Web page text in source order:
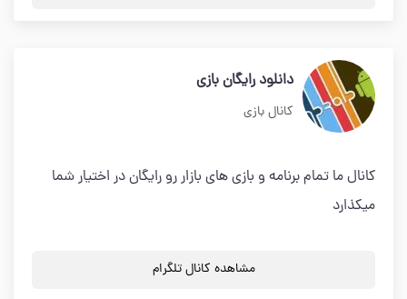
دانلود رایگان بازی
کانال بازی
کانال ما تمام برنامه و بازی های بازار رو رایگان در اختیار شما
میکذارد
مشاهده کانال تلگرام